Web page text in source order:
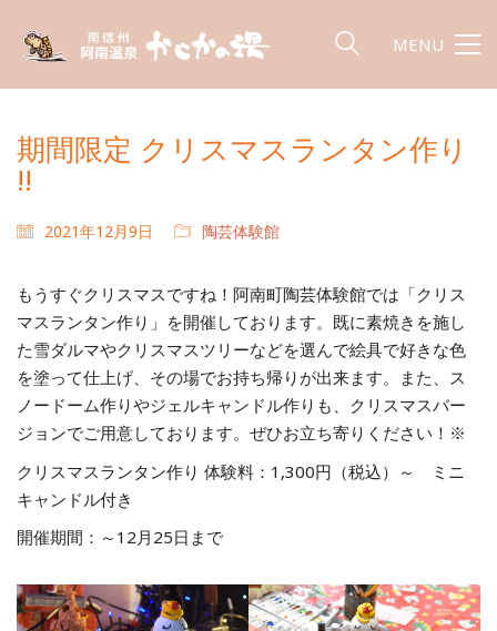
MENU
期間限定 クリスマスランタン作り
!!
2021年12月9日 陶芸体験館
もうすぐクリスマスですね！阿南町陶芸体験館では「クリス
マスランタン作り」を開催しております。既に素焼きを施し
た雪ダルマやクリスマスツリーなどを選んで絵具で好きな色
を塗って仕上げ、その場でお持ち帰りが出来ます。また、ス
ノードーム作りやジェルキャンドル作りも、クリスマスバー
ジョンでご用意しております。ぜひお立ち寄りください！※
クリスマスランタン作り 体験料：1,300円（税込）～ ミニ
キャンドル付き
開催期間：～12月25日まで